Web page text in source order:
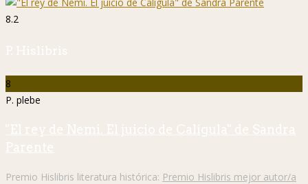
8.2
P. Hislibris
8
P. plebe
"El rey de Nemi. El juicio de Calígula" de Sandra
Parente
Premio Hislibris literatura histórica: Premio Hislibris mejor autor/a